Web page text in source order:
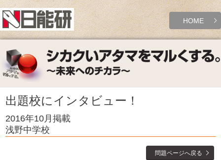
HOME
出題校にインタビュー！
2016年10月掲載
浅野中学校
問題ページへ戻る